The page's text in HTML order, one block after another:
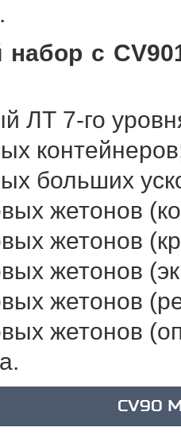
с
ЛТ 7-го
больших
жетонов
жетонов
жетонов
жетонов
жетонов
CV90